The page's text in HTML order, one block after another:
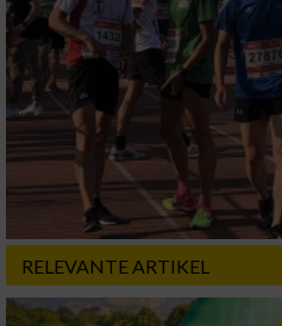
RELEVANTE ARTIKEL